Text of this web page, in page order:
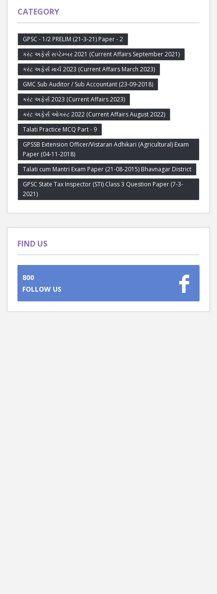
CATEGORY
GPSC - 1/2 PRELIM (21-3-21) Paper - 2
કરંટ અફેર્સ સપ્ટેમ્બર 2021 (Current Affairs September 2021)
કરંટ અફેર્સ માર્ચ 2023 (Current Affairs March 2023)
GMC Sub Auditor / Sub Accountant (23-09-2018)
કરંટ અફેર્સ 2023 (Current Affairs 2023)
કરંટ અફેર્સ ઓગસ્ટ 2022 (Current Affairs August 2022)
Talati Practice MCQ Part - 9
GPSSB Extension Officer/Vistaran Adhikari (Agricultural) Exam
Paper (04-11-2018)
Talati cum Mantri Exam Paper (21-08-2015) Bhavnagar District
GPSC State Tax Inspector (STI) Class 3 Question Paper (7-3-
2021)
FIND US
800
FOLLOW US